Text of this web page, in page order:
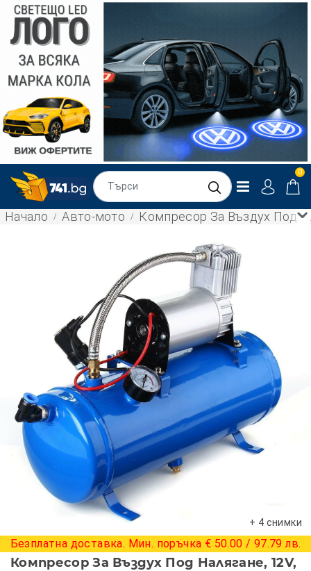
0
Начало Авто-мото Компресор За Въздух Под
+ 4 снимки
Безплатна доставка. Мин. поръчка € 50.00 / 97.79 лв.
Компресор За Въздух Под Налягане, 12V,